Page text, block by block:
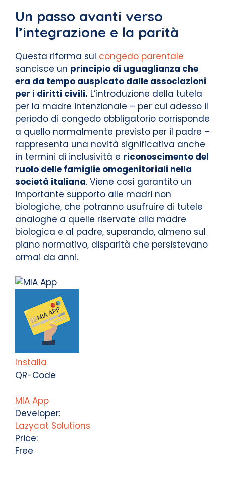
Un passo avanti verso
l’integrazione e la parità
Questa riforma sul congedo parentale
sancisce un principio di uguaglianza che
era da tempo auspicato dalle associazioni
per i diritti civili. L’introduzione della tutela
per la madre intenzionale – per cui adesso il
periodo di congedo obbligatorio corrisponde
a quello normalmente previsto per il padre –
rappresenta una novità significativa anche
in termini di inclusività e riconoscimento del
ruolo delle famiglie omogenitoriali nella
società italiana. Viene così garantito un
importante supporto alle madri non
biologiche, che potranno usufruire di tutele
analoghe a quelle riservate alla madre
biologica e al padre, superando, almeno sul
piano normativo, disparità che persistevano
ormai da anni.
Installa
QR-Code
MIA App
Developer:
Lazycat Solutions
Price:
Free